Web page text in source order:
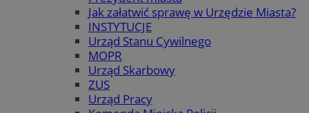
Jak załatwić sprawę w Urzędzie Miasta?
INSTYTUCJE
Urząd Stanu Cywilnego
MOPR
Urząd Skarbowy
ZUS
Urząd Pracy